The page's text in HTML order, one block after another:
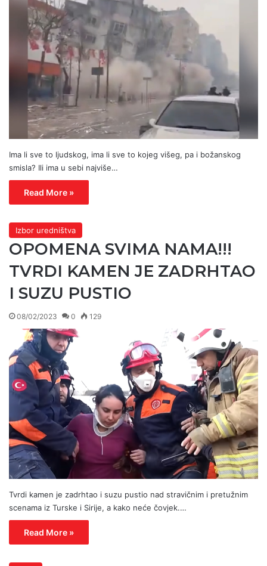
Ima li sve to ljudskog, ima li sve to kojeg višeg, pa i božanskog
smisla? Ili ima u sebi najviše…
Read More »
Izbor uredništva
OPOMENA SVIMA NAMA!!!
TVRDI KAMEN JE ZADRHTAO
I SUZU PUSTIO
08/02/2023 0 129
Tvrdi kamen je zadrhtao i suzu pustio nad stravičnim i pretužnim
scenama iz Turske i Sirije, a kako neće čovjek.…
Read More »